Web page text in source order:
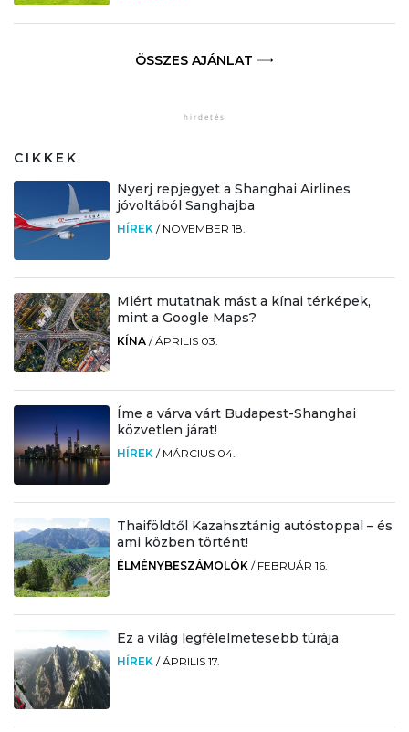
ÖSSZES AJÁNLAT
CIKKEK
Nyerj repjegyet a Shanghai Airlines
jóvoltából Sanghajba
HÍREK / NOVEMBER 18.
Miért mutatnak mást a kínai térképek,
mint a Google Maps?
KÍNA /ÁPRILIS 03.
Íme a várva várt Budapest-Shanghai
közvetlen járat!
HÍREK / MÁRCIUS 04.
Thaiföldtől Kazahsztánig autóstoppal – és
ami közben történt!
ÉLMÉNYBESZÁMOLÓK / FEBRUÁR 16.
Ez a világ legfélelmetesebb túrája
HÍREK /ÁPRILIS 17.